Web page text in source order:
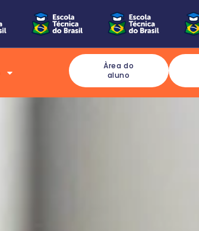
Àrea do
aluno